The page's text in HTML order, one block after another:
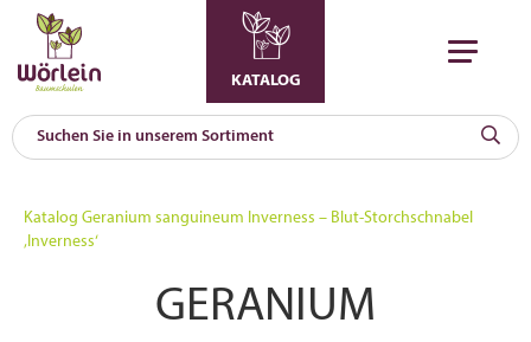
KATALOG
Katalog Geranium sanguineum Inverness – Blut-Storchschnabel
‚Inverness‘
GERANIUM